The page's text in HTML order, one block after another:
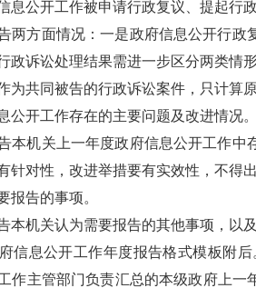
息公开工作被申请行政复议、提起行
两方面情况：一是政府信息公开行
政诉讼处理结果需进一步区分两类情
为共同被告的行政诉讼案件，只计算
公开工作存在的主要问题及改进情况。
本机关上一年度政府信息公开工作
针对性，改进举措要有实效性，不得
报告的事项。
本机关认为需要报告的其他事项，以
信息公开工作年度报告格式模板附
作主管部门负责汇总的本级政府上